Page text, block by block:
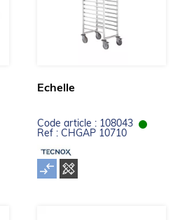
Echelle
Code article : 108043
Ref : CHGAP 10710